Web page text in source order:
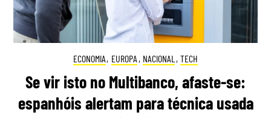
ECONOMIA, EUROPA , NACIONAL , TECH
Se vir isto no Multibanco, afaste-se:
espanhóis alertam para técnica usada